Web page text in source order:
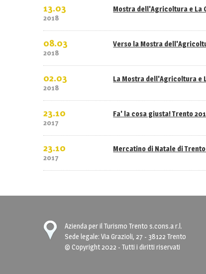
13.03
2018
Mostra dell'Agricoltura e La
08.03
2018
Verso la Mostra
02.03
2018
La Mostra dell'Agricoltura e
23.10
2017
Fa' la cosa giusta! Trento
23.10
2017
Mercatino di Natale di Trento
Azienda per il Turismo Trento s.cons.a r.l.
Sede legale: Via Grazioli, 27 - 38122 Trento
© Copyright 2022 - Tutti i diritti riservati